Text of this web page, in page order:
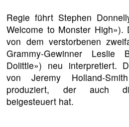
Regie führt Stephen
Welcome to Monster High»).
von dem verstorbenen
Grammy-Gewinner Leslie
Dolittle») neu interpretiert.
von Jeremy Holland-
produziert, der auch
beigesteuert hat.